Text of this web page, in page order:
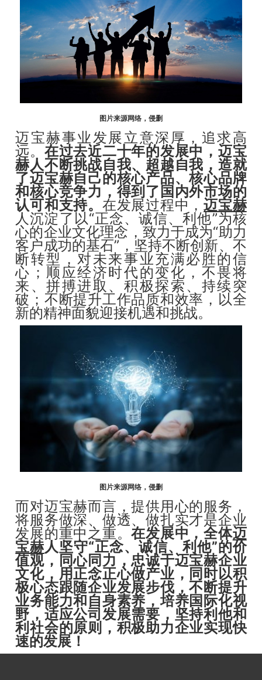
图片来源网络，侵删
迈宝赫事业发展立意深厚，追求高
远。 在过去近二十年的发展中，迈宝
赫人不断挑战自我、超越自我，造就
了迈宝赫自己的核心产品、核心品牌
和核心竞争力，得到了国内外市场的
认可和支持。 在发展过程中，迈宝赫
人沉淀了以“正念、诚信、利他”为核
心的企业文化理念，致力于成为“助力
客户成功的基石”，坚持不断创新、不
断转型，对未来事业充满必胜的信
心；顺应经济时代的变化，不畏将
来、拼搏进取、积极探索、持续突
破；不断提升工作品质和效率，以全
新的精神面貌迎接机遇和挑战。
图片来源网络，侵删
而对迈宝赫而言，提供用心的服务，
将服务做深、做透、做扎实才是企业
发展的重中之重。在发展中，全体迈
宝赫人坚守“正念、诚信、利他”的价
值观，同心同力，忠诚于迈宝赫企业
文化，用正念正心做产业，同时以积
极心态跟随企业发展步伐，不断提升
业务能力和自身素养，培养国际化视
野，适应公司发展需要，坚持利他和
利社会的原则，积极助力企业实现快
速的发展！